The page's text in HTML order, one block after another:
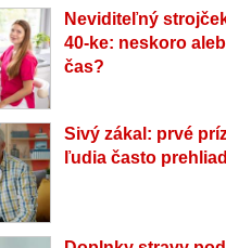
Neviditeľný
40-ke: neskoro
čas?
Sivý zákal: prvé
ľudia často